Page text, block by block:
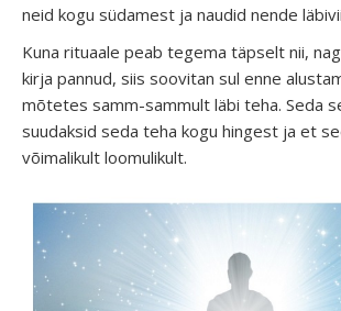
neid kogu südamest ja naudid nende
Kuna rituaale peab tegema täpselt nii,
kirja pannud, siis soovitan sul enne
mõtetes samm-sammult läbi teha. Seda
suudaksid seda teha kogu hingest ja et
võimalikult loomulikult.